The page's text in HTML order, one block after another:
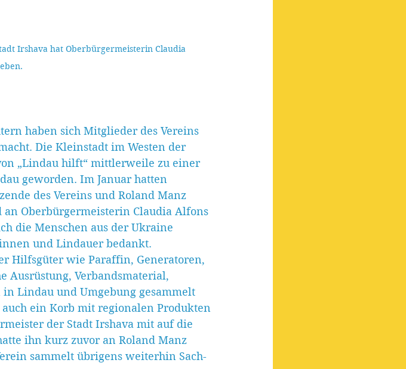
Irshava hat Oberbürgermeisterin Claudia
haben sich Mitglieder des Vereins
Die Kleinstadt im Westen der
„Lindau hilft“ mittlerweile zu einer
geworden. Im Januar hatten
des Vereins und Roland Manz
an Oberbürgermeisterin Claudia Alfons
die Menschen aus der Ukraine
und Lindauer bedankt.
Hilfsgüter wie Paraffin, Generatoren,
Ausrüstung, Verbandsmaterial,
Lindau und Umgebung gesammelt
ein Korb mit regionalen Produkten
der Stadt Irshava mit auf die
ihn kurz zuvor an Roland Manz
sammelt übrigens weiterhin Sach-